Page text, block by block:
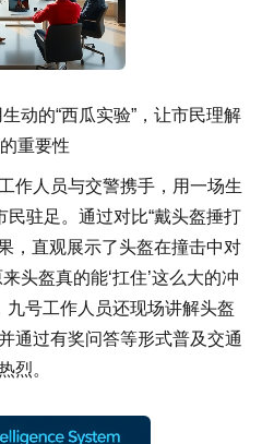
动的“西瓜实验”，让市民理解
重要性
作人员与交警携手，用一场生
民驻足。通过对比“戴头盔捶打
，直观展示了头盔在撞击中对
头盔真的能‘扛住’这么大的冲
九号工作人员还现场讲解头盔
通过有奖问答等形式普及交通
烈。